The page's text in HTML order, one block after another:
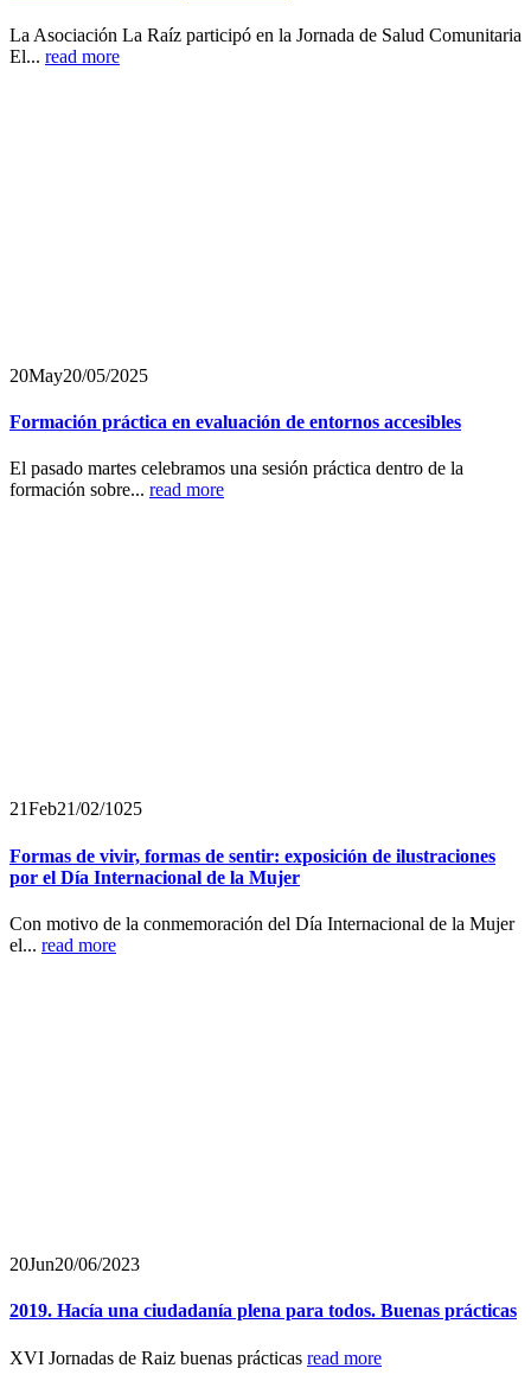
La Asociación La Raíz participó en la Jornada de Salud Comunitaria
El... read more
20May20/05/2025
Formación práctica en evaluación de entornos accesibles
El pasado martes celebramos una sesión práctica dentro de la
formación sobre... read more
21Feb21/02/1025
Formas de vivir, formas de sentir: exposición de ilustraciones
por el Día Internacional de la Mujer
Con motivo de la conmemoración del Día Internacional de la Mujer
el... read more
20Jun20/06/2023
2019. Hacía una ciudadanía plena para todos. Buenas prácticas
XVI Jornadas de Raiz buenas prácticas read more